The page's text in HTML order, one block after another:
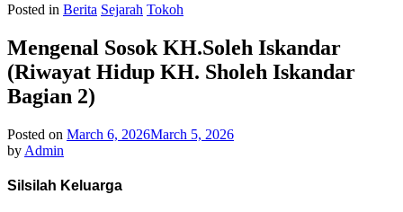
Posted in Berita Sejarah Tokoh
Mengenal Sosok KH.Soleh Iskandar
(Riwayat Hidup KH. Sholeh Iskandar
Bagian 2)
Posted on March 6, 2026March 5, 2026
by Admin
Silsilah Keluarga